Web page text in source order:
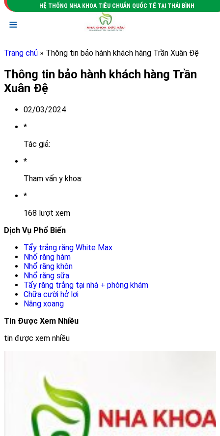
HỆ THỐNG NHA KHOA TIÊU CHUẨN QUỐC TẾ TẠI THÁI BÌNH
≡
Trang chủ » Thông tin bảo hành khách hàng Trần Xuân Đệ
Thông tin bảo hành khách hàng Trần
Xuân Đệ
02/03/2024
*
Tác giả:
*
Tham vấn y khoa:
*
168 lượt xem
Dịch Vụ Phổ Biến
Tẩy trắng răng White Max
Nhổ răng hàm
Nhổ răng khôn
Nhổ răng sữa
Tẩy răng trắng tại nhà + phòng khám
Chữa cười hở lợi
Nâng xoang
Tin Được Xem Nhiều
tin được xem nhiều